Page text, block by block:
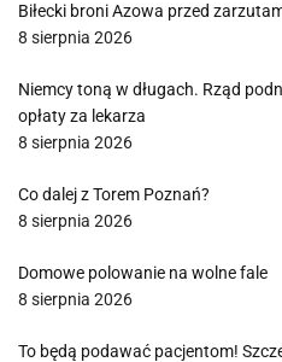
Biłecki broni Azowa przed
8 sierpnia 2026
Niemcy toną w długach. Rząd
opłaty za lekarza
8 sierpnia 2026
Co dalej z Torem Poznań?
8 sierpnia 2026
Domowe polowanie na wolne fale
8 sierpnia 2026
To będą podawać pacjentom!